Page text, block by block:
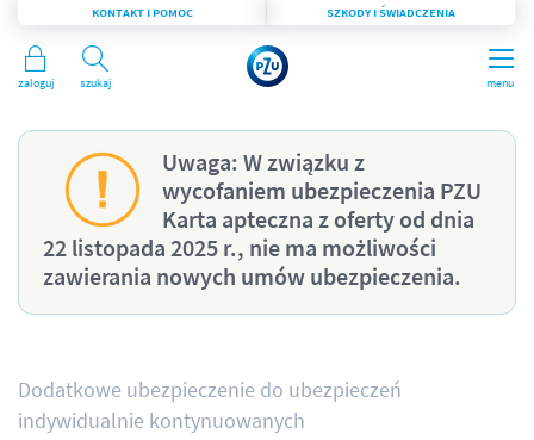
menu
Szukaj
KONTAKT I POMOC SZKODY I ŚWIADCZENIA
Zaloguj
Uwaga: W związku z
wycofaniem ubezpieczenia PZU
Karta apteczna z oferty od dnia
22 listopada 2025 r., nie ma możliwości
zawierania nowych umów ubezpieczenia.
Dodatkowe ubezpieczenie do ubezpieczeń
indywidualnie kontynuowanych